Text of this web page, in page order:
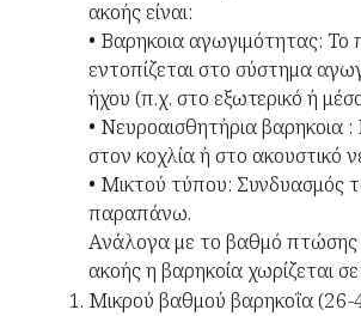
ακοής είναι:
• Βαρηκοια αγωγιμότητας: Το
εντοπίζεται στο σύστημα
ήχου (π.χ. στο εξωτερικό ή
• Νευροαισθητήρια βαρηκοια
στον κοχλία ή στο ακουστικό
• Μικτού τύπου: Συνδυασμός
παραπάνω.
Ανάλογα με το βαθμό πτώσης
ακοής η βαρηκοία χωρίζεται σε:
Μικρού βαθμού βαρηκοΐα